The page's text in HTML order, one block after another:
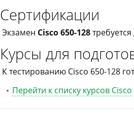
Сертификации
Экзамен Cisco 650-128
Курсы для
К тестированию Cisco 650-128
Перейти к списку курсов Cisco